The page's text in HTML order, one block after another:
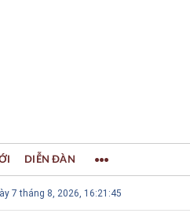
sáng tạo Thế giới
7 tháng 8, 2026, 16:21:46
DIỄN ĐÀN